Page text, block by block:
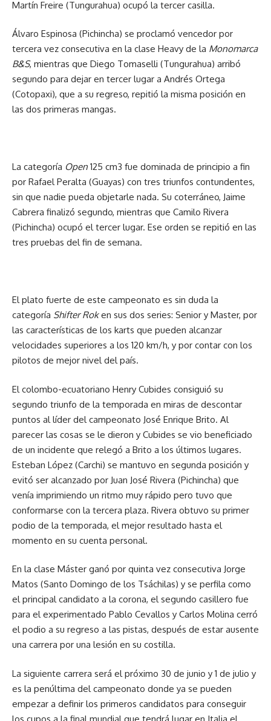
Martín Freire (Tungurahua) ocupó la tercer casilla.
Álvaro Espinosa (Pichincha) se proclamó vencedor por
tercera vez consecutiva en la clase Heavy de la Monomarca
B&S, mientras que Diego Tomaselli (Tungurahua) arribó
segundo para dejar en tercer lugar a Andrés Ortega
(Cotopaxi), que a su regreso, repitió la misma posición en
las dos primeras mangas.
La categoría Open 125 cm3 fue dominada de principio a fin
por Rafael Peralta (Guayas) con tres triunfos contundentes,
sin que nadie pueda objetarle nada. Su coterráneo, Jaime
Cabrera finalizó segundo, mientras que Camilo Rivera
(Pichincha) ocupó el tercer lugar. Ese orden se repitió en las
tres pruebas del fin de semana.
El plato fuerte de este campeonato es sin duda la
categoría Shifter Roken sus dos series: Senior y Master, por
las características de los karts que pueden alcanzar
velocidades superiores a los 120 km/h, y por contar con los
pilotos de mejor nivel del país.
El colombo-ecuatoriano Henry Cubides consiguió su
segundo triunfo de la temporada en miras de descontar
puntos al líder del campeonato José Enrique Brito. Al
parecer las cosas se le dieron y Cubides se vio beneficiado
de un incidente que relegó a Brito a los últimos lugares.
Esteban López (Carchi) se mantuvo en segunda posición y
evitó ser alcanzado por Juan José Rivera (Pichincha) que
venía imprimiendo un ritmo muy rápido pero tuvo que
conformarse con la tercera plaza. Rivera obtuvo su primer
podio de la temporada, el mejor resultado hasta el
momento en su cuenta personal.
En la clase Máster ganó por quinta vez consecutiva Jorge
Matos (Santo Domingo de los Tsáchilas) y se perfila como
el principal candidato a la corona, el segundo casillero fue
para el experimentado Pablo Cevallos y Carlos Molina cerró
el podio a su regreso a las pistas, después de estar ausente
una carrera por una lesión en su costilla.
La siguiente carrera será el próximo 30 de junio y 1 de julio y
es la penúltima del campeonato donde ya se pueden
empezar a definir los primeros candidatos para conseguir
los cupos a la final mundial que tendrá lugar en Italia el